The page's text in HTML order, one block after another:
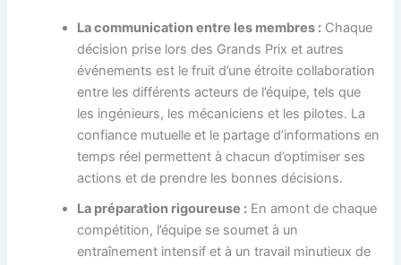
La communication entre les membres : Chaque
décision prise lors des Grands Prix et autres
événements est le fruit d’une étroite collaboration
entre les différents acteurs de l’équipe, tels que
les ingénieurs, les mécaniciens et les pilotes. La
confiance mutuelle et le partage d’informations en
temps réel permettent à chacun d’optimiser ses
actions et de prendre les bonnes décisions.
La préparation rigoureuse : En amont de chaque
compétition, l’équipe se soumet à un
entraînement intensif et à un travail minutieux de